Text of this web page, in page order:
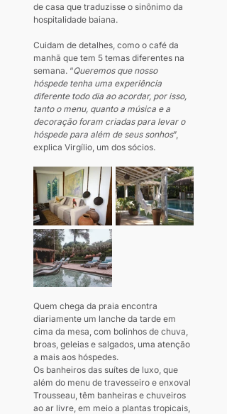
de casa que traduzisse o sinônimo da
hospitalidade baiana.
Cuidam de detalhes, como o café da
manhã que tem 5 temas diferentes na
semana. “Queremos que nosso
hóspede tenha uma experiência
diferente todo dia ao acordar, por isso,
tanto o menu, quanto a música e a
decoração foram criadas para levar o
hóspede para além de seus sonhos”,
explica Virgílio, um dos sócios.
Quem chega da praia encontra
diariamente um lanche da tarde em
cima da mesa, com bolinhos de chuva,
broas, geleias e salgados, uma atenção
a mais aos hóspedes.
Os banheiros das suítes de luxo, que
além do menu de travesseiro e enxoval
Trousseau, têm banheiras e chuveiros
ao ar livre, em meio a plantas tropicais,